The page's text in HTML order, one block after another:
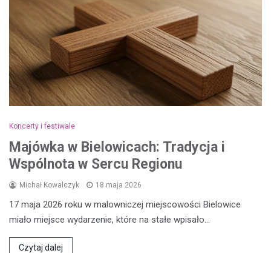
Koncerty i festiwale
Majówka w Bielowicach: Tradycja i
Wspólnota w Sercu Regionu
Michał Kowalczyk 18 maja 2026
17 maja 2026 roku w malowniczej miejscowości Bielowice
miało miejsce wydarzenie, które na stałe wpisało…
Czytaj dalej